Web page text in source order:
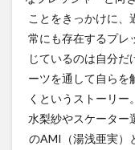
ことをきっかけに、
常にも存在するプレ
じているのは自分
ーツを通して自らを
くというストーリ
水梨紗やスケーター
のAMI（湯浅亜実）